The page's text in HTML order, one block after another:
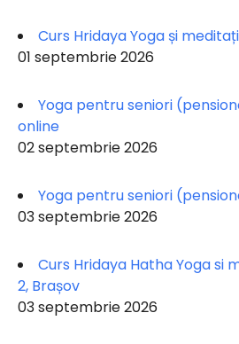
Curs Hridaya Yoga și
01 septembrie 2026
Yoga pentru seniori
online
02 septembrie 2026
Yoga pentru seniori
03 septembrie 2026
Curs Hridaya Hatha Yoga si
2, Brașov
03 septembrie 2026